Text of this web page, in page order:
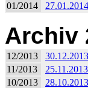
01/2014
27.01.2014
Archiv
12/2013 30.12.2013
11/2013
25.11.2013
10/2013
28.10.2013